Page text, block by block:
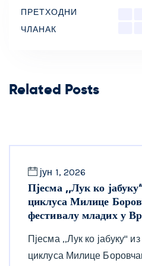
ПРЕТХОДНИ
ЧЛАНАК
Related Posts
јун 1, 2026
Пјесма ,,Лук ко
циклуса Милице
фестивалу младих у
Пјесма ,,Лук ко јабуку"
циклуса Милице